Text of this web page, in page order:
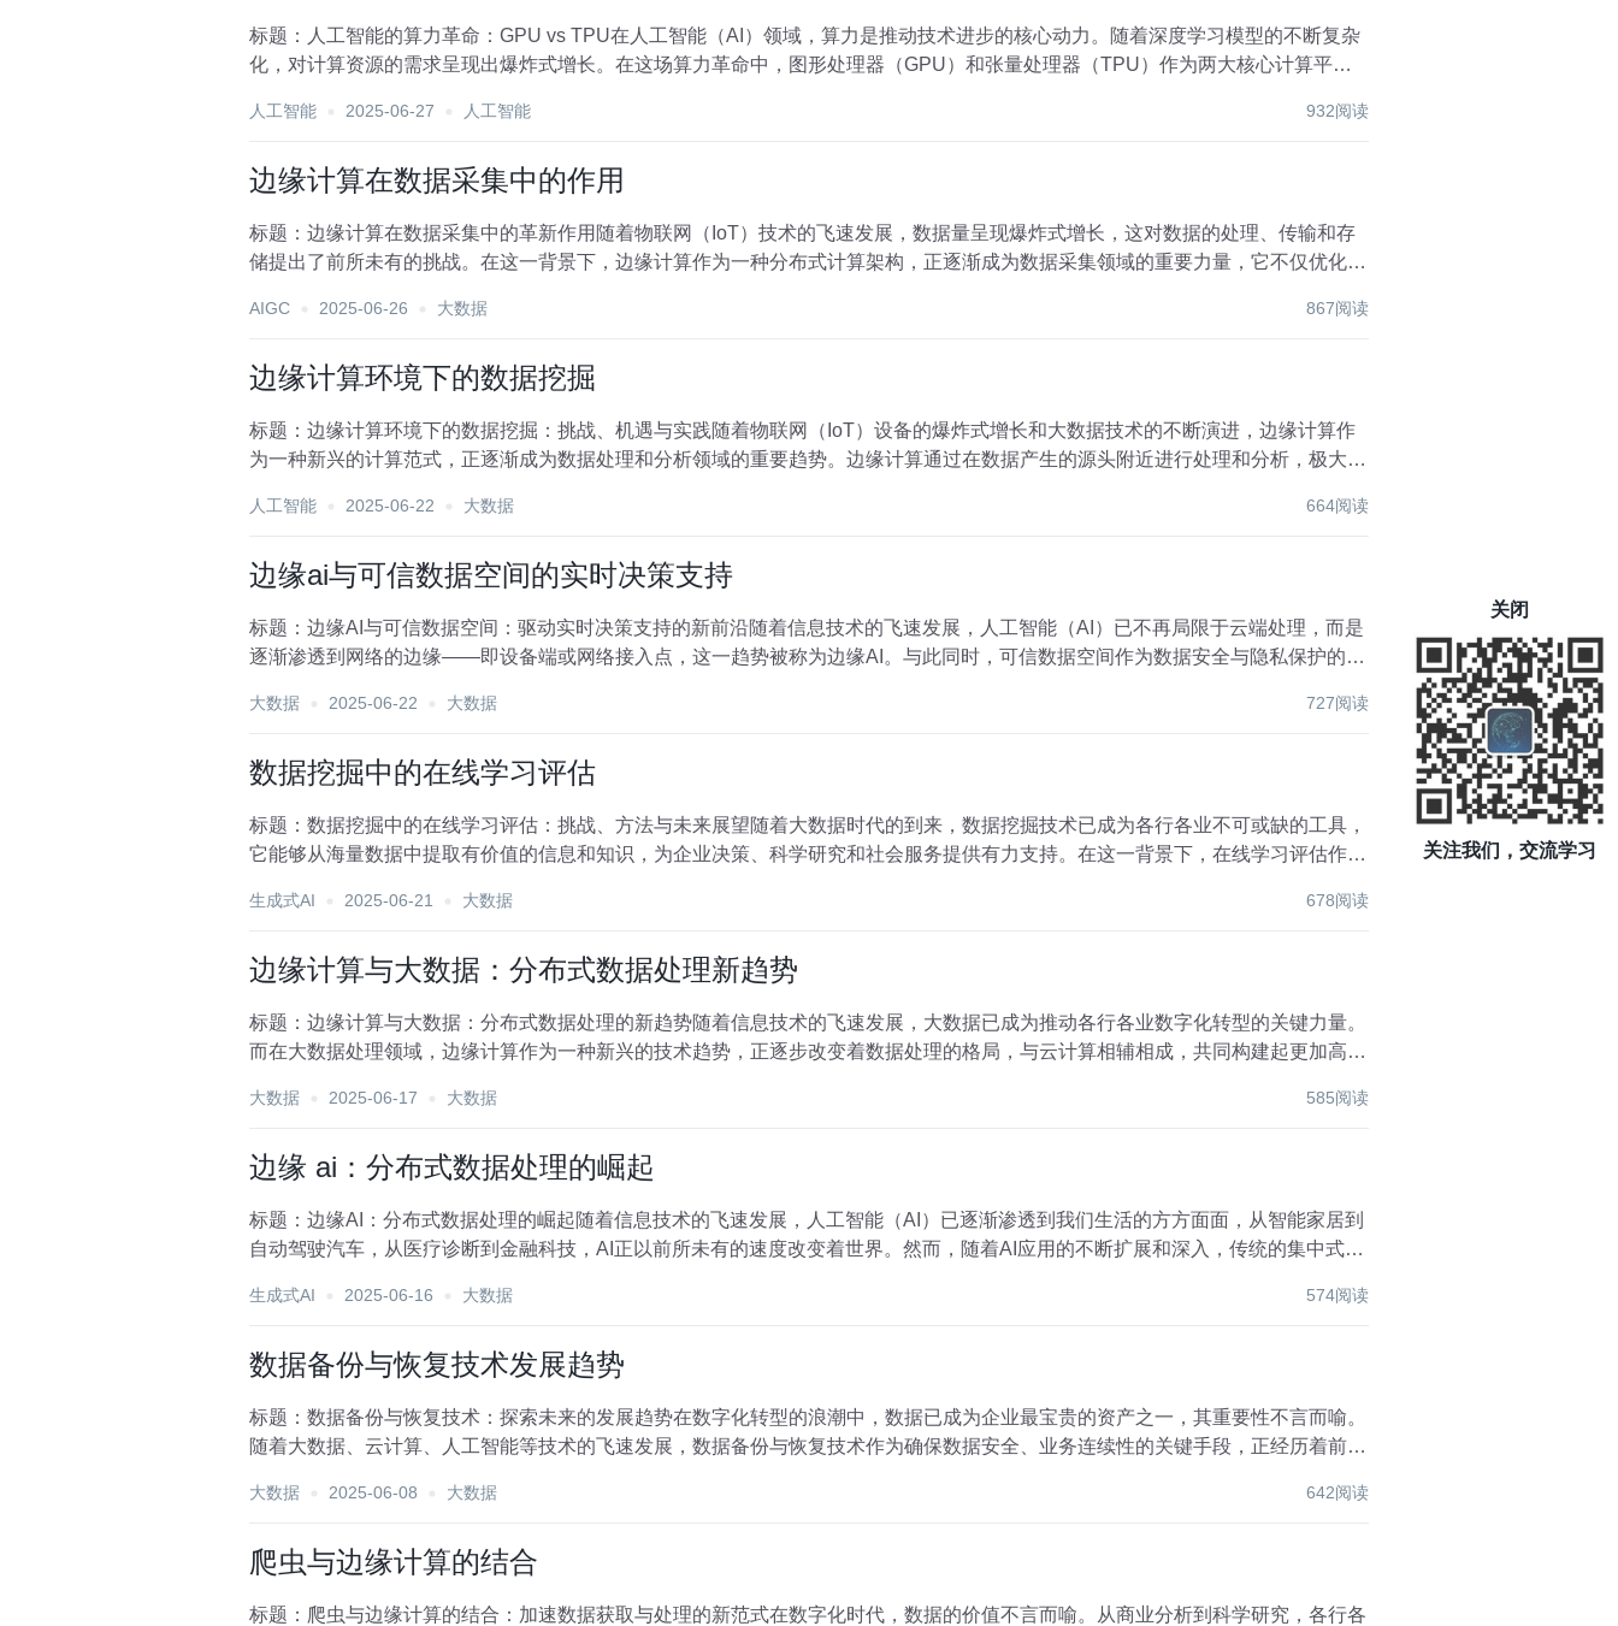
标题：人工智能的算力革命：GPU vs TPU在人工智能（AI）领域，算力是推动技术进步的核心动力。随着深度学习模型的不断复杂
化，对计算资源的需求呈现出爆炸式增长。在这场算力革命中，图形处理器（GPU）和张量处理器（TPU）作为两大核心计算平
人工智能 2025-06-27 人工智能 932阅读
边缘计算在数据采集中的作用
标题：边缘计算在数据采集中的革新作用随着物联网（IoT）技术的飞速发展，数据量呈现爆炸式增长，这对数据的处理、传输和存
储提出了前所未有的挑战。在这一背景下，边缘计算作为一种分布式计算架构，正逐渐成为数据采集领域的重要力量，它不仅优化了
AIGC 2025-06-26 大数据 867阅读
边缘计算环境下的数据挖掘
标题：边缘计算环境下的数据挖掘：挑战、机遇与实践随着物联网（IoT）设备的爆炸式增长和大数据技术的不断演进，边缘计算作
为一种新兴的计算范式，正逐渐成为数据处理和分析领域的重要趋势。边缘计算通过在数据产生的源头附近进行处理和分析，极大地
人工智能 2025-06-22 大数据 664阅读
边缘ai与可信数据空间的实时决策支持
标题：边缘AI与可信数据空间：驱动实时决策支持的新前沿随着信息技术的飞速发展，人工智能（AI）已不再局限于云端处理，而是
逐渐渗透到网络的边缘——即设备端或网络接入点，这一趋势被称为边缘AI。与此同时，可信数据空间作为数据安全与隐私保护的新
大数据 2025-06-22 大数据 727阅读
数据挖掘中的在线学习评估
标题：数据挖掘中的在线学习评估：挑战、方法与未来展望随着大数据时代的到来，数据挖掘技术已成为各行各业不可或缺的工具，
它能够从海量数据中提取有价值的信息和知识，为企业决策、科学研究和社会服务提供有力支持。在这一背景下，在线学习评估作为
生成式AI 2025-06-21 大数据 678阅读
边缘计算与大数据：分布式数据处理新趋势
标题：边缘计算与大数据：分布式数据处理的新趋势随着信息技术的飞速发展，大数据已成为推动各行各业数字化转型的关键力量。
而在大数据处理领域，边缘计算作为一种新兴的技术趋势，正逐步改变着数据处理的格局，与云计算相辅相成，共同构建起更加高
大数据 2025-06-17 大数据 585阅读
边缘 ai：分布式数据处理的崛起
标题：边缘AI：分布式数据处理的崛起随着信息技术的飞速发展，人工智能（AI）已逐渐渗透到我们生活的方方面面，从智能家居到
自动驾驶汽车，从医疗诊断到金融科技，AI正以前所未有的速度改变着世界。然而，随着AI应用的不断扩展和深入，传统的集中式数
生成式AI 2025-06-16 大数据 574阅读
数据备份与恢复技术发展趋势
标题：数据备份与恢复技术：探索未来的发展趋势在数字化转型的浪潮中，数据已成为企业最宝贵的资产之一，其重要性不言而喻。
随着大数据、云计算、人工智能等技术的飞速发展，数据备份与恢复技术作为确保数据安全、业务连续性的关键手段，正经历着前所
大数据 2025-06-08 大数据 642阅读
爬虫与边缘计算的结合
标题：爬虫与边缘计算的结合：加速数据获取与处理的新范式在数字化时代，数据的价值不言而喻。从商业分析到科学研究，各行各
关闭
关注我们，交流学习